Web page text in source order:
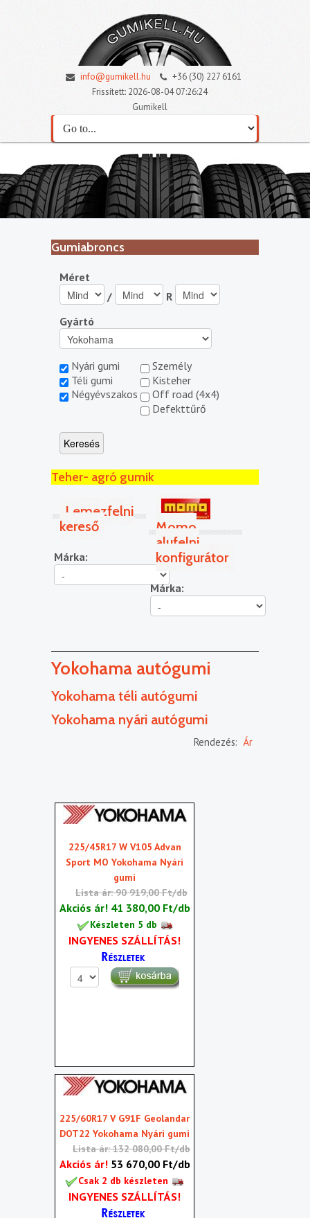
info@gumikell.hu
+36 (30) 227 6161
Frissített: 2026-08-04 07:26:24
Gumikell
Gumiabroncs
Méret
/
R
Gyártó
Nyári gumi
Téli gumi
Négyévszakos
Személy
Kisteher
Off road (4x4)
Defekttűrő
Teher- agró gumik
Lemezfelni
kereső
Márka:
Momo
alufelni
konfigurátor
Márka:
Yokohama autógumi
Yokohama téli autógumi
Yokohama nyári autógumi
Rendezés: Ár
225/45R17 W V105 Advan
Sport MO Yokohama Nyári
gumi
Lista ár: 90 919,00 Ft/db
Akciós ár! 41 380,00 Ft/db
Készleten 5 db
INGYENES SZÁLLÍTÁS!
225/60R17 V G91F Geolandar
DOT22 Yokohama Nyári gumi
Lista ár: 132 080,00 Ft/db
Akciós ár! 53 670,00 Ft/db
Csak 2 db készleten
INGYENES SZÁLLÍTÁS!